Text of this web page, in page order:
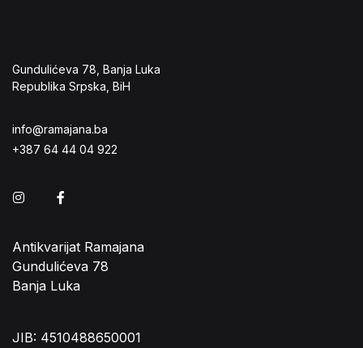
Gundulićeva 78, Banja Luka
Republika Srpska, BiH
info@ramajana.ba
+387 64 44 04 922
Instagram
Antikvarijat Ramajana
Gundulićeva 78
Banja Luka
JIB: 4510488650001